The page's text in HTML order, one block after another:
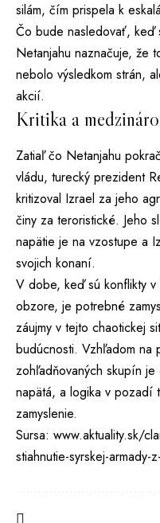
silám, čím prispela k
Čo bude nasledovať, keď
Netanjahu naznačuje, že
nebolo výsledkom strán,
akcií.
Kritika a
Zatiaľ čo Netanjahu
vládu, turecký prezident
kritizoval Izrael za jeho
činy za teroristické. Jeho
napätie je na vzostupe a
svojich konaní.
V dobe, keď sú konflikty v
obzore, je potrebné
záujmy v tejto chaotickej
budúcnosti. Vzhľadom na
zohľadňovaných skupín
napätá, a logika v pozadí
zamyslenie.
Sursa: www.aktuality.sk/
stiahnutie-syrskej-